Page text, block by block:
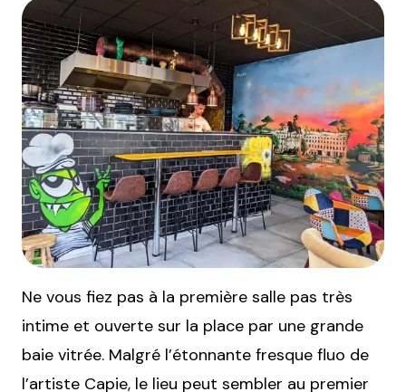
Ne vous fiez pas à la première salle pas très
intime et ouverte sur la place par une grande
baie vitrée. Malgré l’étonnante fresque fluo de
l’artiste Capie, le lieu peut sembler au premier